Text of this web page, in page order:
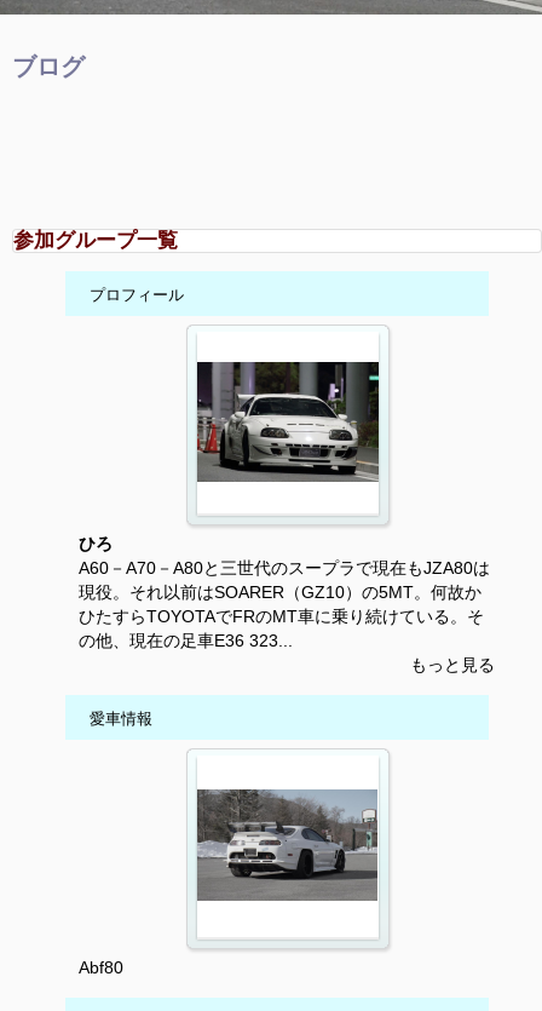
ブログ
参加グループ一覧
プロフィール
ひろ
A60－A70－A80と三世代のスープラで現在もJZA80は
現役。それ以前はSOARER（GZ10）の5MT。何故か
ひたすらTOYOTAでFRのMT車に乗り続けている。そ
の他、現在の足車E36 323...
もっと見る
愛車情報
Abf80